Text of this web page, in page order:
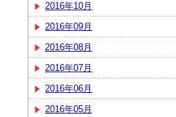
2016年10月
2016年09月
2016年08月
2016年07月
2016年06月
2016年05月